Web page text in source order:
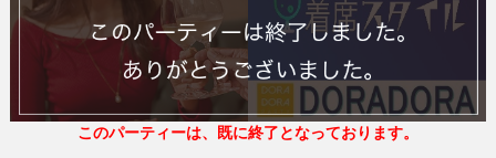
このパーティーは、既に終了となっております。